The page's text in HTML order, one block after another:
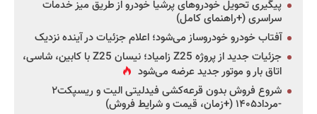
پیگیری تحویل خودروهای پرشیا خودرو از طریق میز خدمات
سراسری (+راهنمای کامل)
آفتاب خودرو خودروساز می‌شود؛ اعلام جزئیات در آینده نزدیک
جزئیات جدید از پروژه Z25 زامیاد؛ نیسان Z25 با کابین، شاسی،
اتاق بار و موتور جدید عرضه می‌شود
شروع فروش بدون قرعه‌کشی فیدلیتی الیت و ریسپکت۲
-مرداد۱۴۰۵ (+زمان، قیمت و شرایط فروش)